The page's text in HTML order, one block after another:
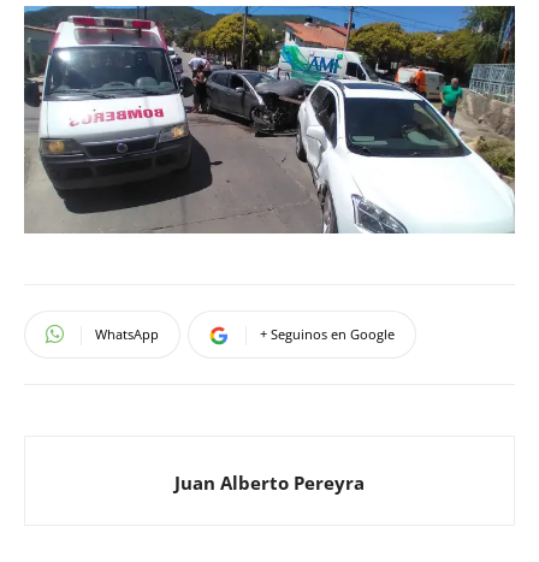
WhatsApp + Seguinos en Google
Juan Alberto Pereyra